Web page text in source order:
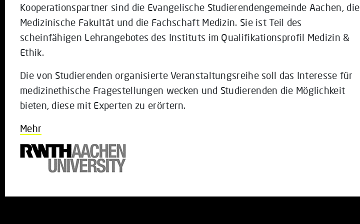
Kooperationspartner sind die Evangelische Studierendengemeinde Aachen, die
Medizinische Fakultät und die Fachschaft Medizin. Sie ist Teil des
scheinfähigen Lehrangebotes des Instituts im Qualifikationsprofil Medizin &
Ethik.
Die von Studierenden organisierte Veranstaltungsreihe soll das Interesse für
medizinethische Fragestellungen wecken und Studierenden die Möglichkeit
bieten, diese mit Experten zu erörtern.
Mehr